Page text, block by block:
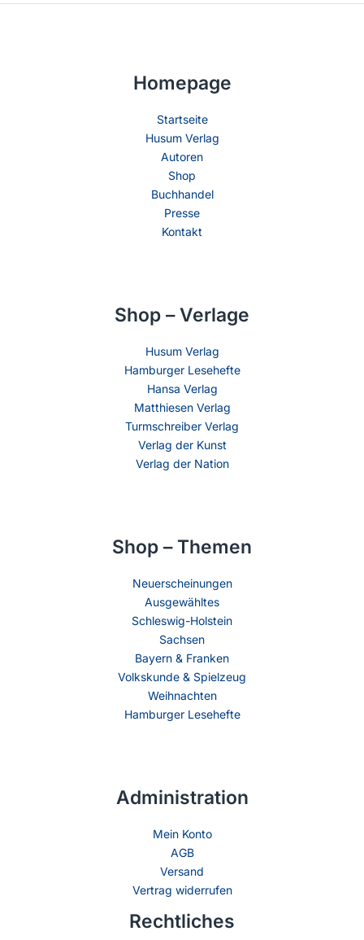
Homepage
Startseite
Husum Verlag
Autoren
Shop
Buchhandel
Presse
Kontakt
Shop – Verlage
Husum Verlag
Hamburger Lesehefte
Hansa Verlag
Matthiesen Verlag
Turmschreiber Verlag
Verlag der Kunst
Verlag der Nation
Shop – Themen
Neuerscheinungen
Ausgewähltes
Schleswig-Holstein
Sachsen
Bayern & Franken
Volkskunde & Spielzeug
Weihnachten
Hamburger Lesehefte
Administration
Mein Konto
AGB
Versand
Vertrag widerrufen
Rechtliches